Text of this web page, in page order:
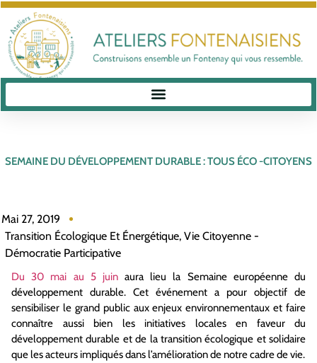
SEMAINE DU DÉVELOPPEMENT DURABLE : TOUS ÉCO -CITOYENS
Mai 27, 2019
Transition Écologique Et Énergétique, Vie Citoyenne -
Démocratie Participative
Du 30 mai au 5 juinaura lieu la Semaine européenne du
développement durable. Cet événement a pour objectif de
sensibiliser le grand public aux enjeux environnementaux et faire
connaître aussi bien les initiatives locales en faveur du
développement durable et de la transition écologique et solidaire
que les acteurs impliqués dans l’amélioration de notre cadre de vie.